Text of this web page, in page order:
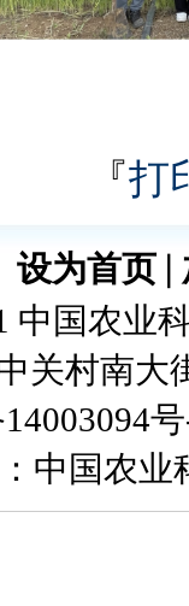
『打
设为首页
中国农业
关村南大
中国农